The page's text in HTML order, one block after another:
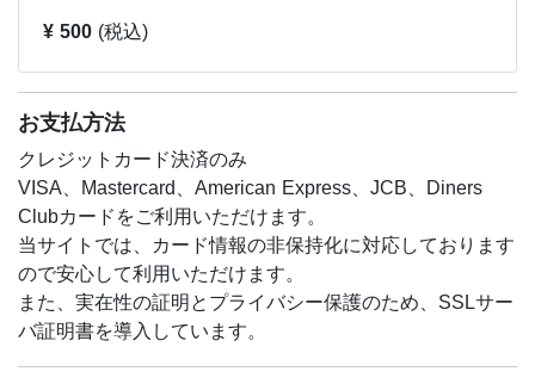
¥ 500 (税込)
お支払方法
クレジットカード決済のみ
VISA、Mastercard、American Express、JCB、Diners
Clubカードをご利用いただけます。
当サイトでは、カード情報の非保持化に対応しております
ので安心して利用いただけます。
また、実在性の証明とプライバシー保護のため、SSLサー
バ証明書を導入しています。